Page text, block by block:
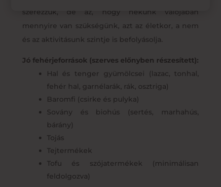
szerezzük, de az, hogy nekünk valójában
mennyire van szükségünk, azt az életkor, a nem
és az aktivitásunk szintje is befolyásolja.
Jó fehérjeforrások (szerves előnyben részesített):
Hal és tenger gyümölcsei (lazac, tonhal,
fehér hal, garnélarák, rák, osztriga)
Baromfi (csirke és pulyka)
Sovány és biohús (sertés, marhahús,
bárány)
Tojás
Tejtermékek
Tofu és szójatermékek (minimálisan
feldolgozva)